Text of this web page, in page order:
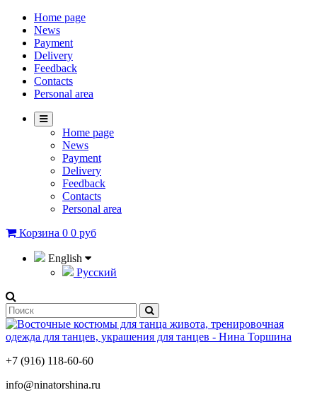
Home page
News
Payment
Delivery
Feedback
Contacts
Personal area
Home page
News
Payment
Delivery
Feedback
Contacts
Personal area
Корзина 0 0 руб
English
Русский
+7 (916) 118-60-60
info@ninatorshina.ru